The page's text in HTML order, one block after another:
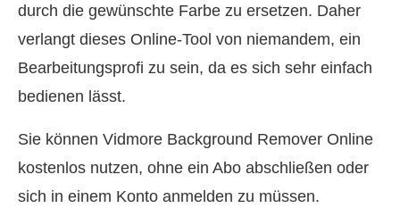
durch die gewünschte Farbe zu ersetzen. Daher
verlangt dieses Online-Tool von niemandem, ein
Bearbeitungsprofi zu sein, da es sich sehr einfach
bedienen lässt.
Sie können Vidmore Background Remover Online
kostenlos nutzen, ohne ein Abo abschließen oder
sich in einem Konto anmelden zu müssen.